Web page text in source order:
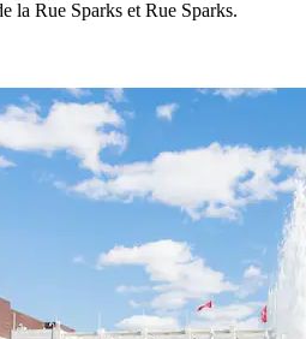
la Rue Sparks et Rue Sparks.